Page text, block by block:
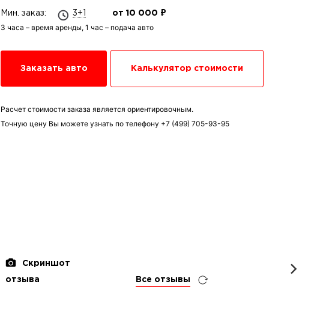
Мин. заказ: 3+1 от 10 000 ₽
3 часа – время аренды, 1 час – подача авто
Заказать авто Калькулятор стоимости
Расчет стоимости заказа является ориентировочным.
Точную цену Вы можете узнать по телефону +7 (499) 705-93-95
Скриншот
отзыва Все отзывы